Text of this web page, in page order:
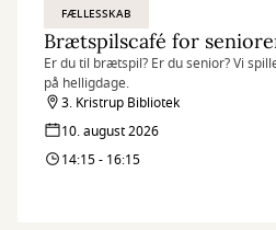
FÆLLESSKAB
Brætspilscafé for
Er du til brætspil? Er du senior? Vi
på helligdage.
3. Kristrup Bibliotek
10. august 2026
14:15 - 16:15